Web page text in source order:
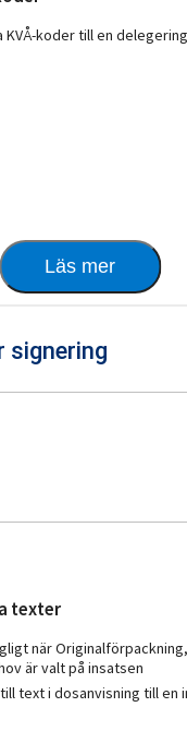
KVÅ-koder till en
Läs mer
signering
texter
när
är valt på insatsen
text i dosanvisning till en